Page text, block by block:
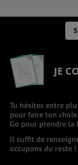
JE
Tu hésites entre
pour faire ton
Go pour prendre la
Il suffit de
occupons du reste !